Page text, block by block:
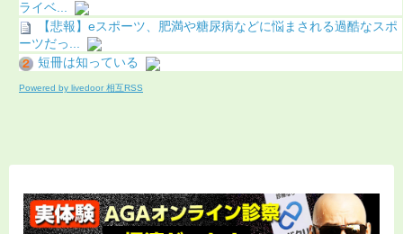
ライベ...
【悲報】eスポーツ、肥満や糖尿病などに悩まされる過酷なスポ
ーツだっ...
短冊は知っている
Powered by livedoor 相互RSS